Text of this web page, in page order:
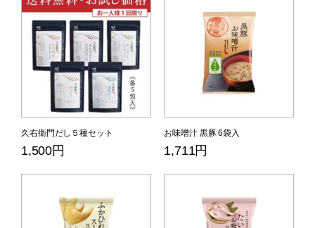
久右衛門だし５種セット
1,500円
お味噌汁 黒豚 6袋入
1,711円